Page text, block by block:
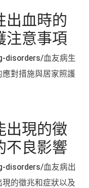
出血時的
注意事項
disorders/血友病生
對措施與居家照護
出現的徵
不良影響
disorders/血友病出
的徵兆和症狀以及